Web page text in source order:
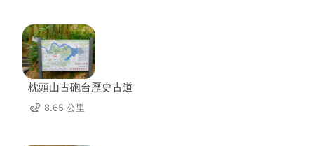
枕頭山古砲台歷史古道
8.65 公里